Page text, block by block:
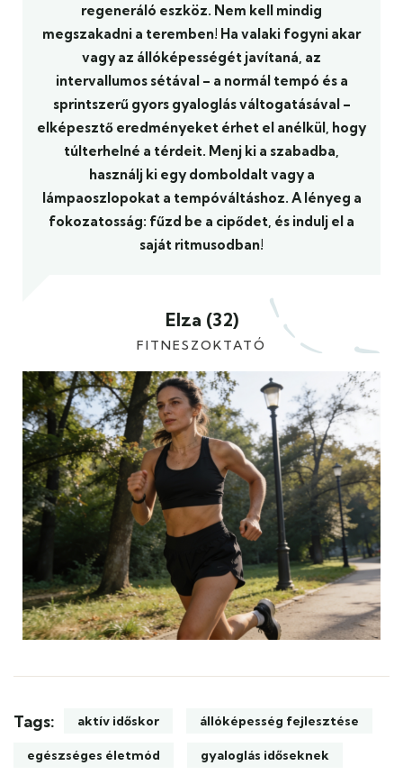
regeneráló eszköz. Nem kell mindig
megszakadni a teremben! Ha valaki fogyni akar
vagy az állóképességét javítaná, az
intervallumos sétával – a normál tempó és a
sprintszerű gyors gyaloglás váltogatásával –
elképesztő eredményeket érhet el anélkül, hogy
túlterhelné a térdeit. Menj ki a szabadba,
használj ki egy domboldalt vagy a
lámpaoszlopokat a tempóváltáshoz. A lényeg a
fokozatosság: fűzd be a cipődet, és indulj el a
saját ritmusodban!
Elza (32)
FITNESZOKTATÓ
Tags: aktív időskor állóképesség fejlesztése
egészséges életmód gyaloglás időseknek